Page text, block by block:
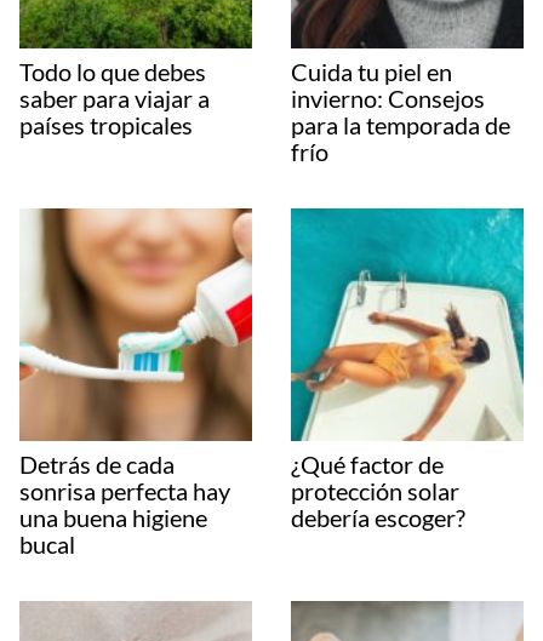
Todo lo que debes
saber para viajar a
países tropicales
Cuida tu piel en
invierno: Consejos
para la temporada de
frío
Detrás de cada
sonrisa perfecta hay
una buena higiene
bucal
¿Qué factor de
protección solar
debería escoger?